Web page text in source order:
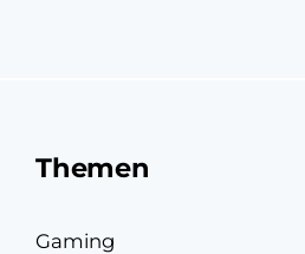
Themen
Gaming